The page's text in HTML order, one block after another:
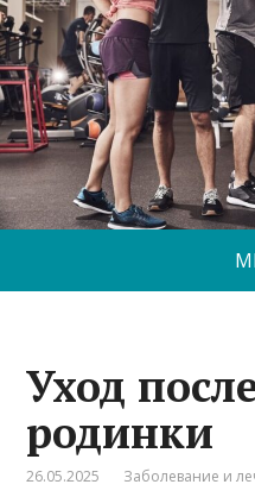
Уход
родинки
26.05.2025 Заболевание и